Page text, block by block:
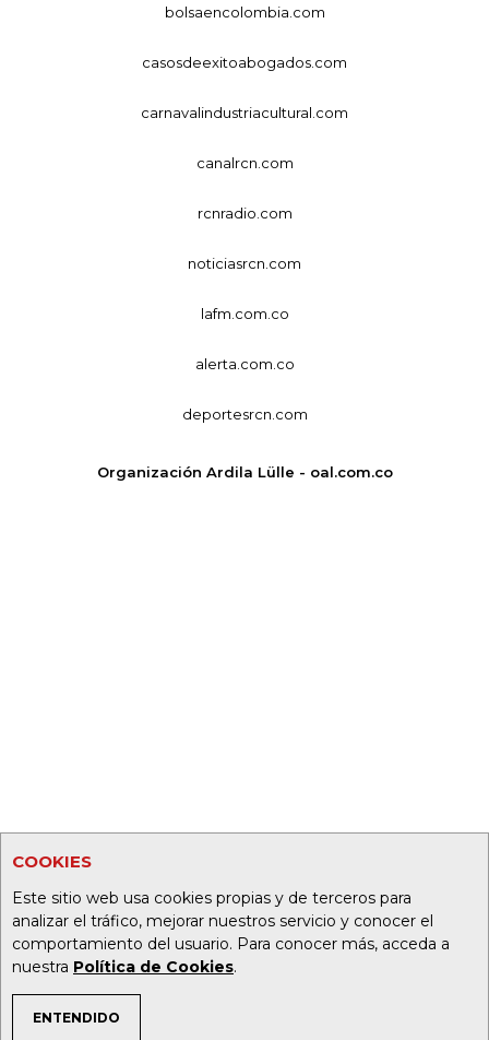
COOKIES
Este sitio web usa cookies propias y de terceros para
analizar el tráfico, mejorar nuestros servicio y conocer el
comportamiento del usuario. Para conocer más, acceda a
nuestra Política de Cookies.
ENTENDIDO
bolsaencolombia.com
casosdeexitoabogados.com
carnavalindustriacultural.com
canalrcn.com
rcnradio.com
noticiasrcn.com
lafm.com.co
alerta.com.co
deportesrcn.com
Organización Ardila Lülle - oal.com.co